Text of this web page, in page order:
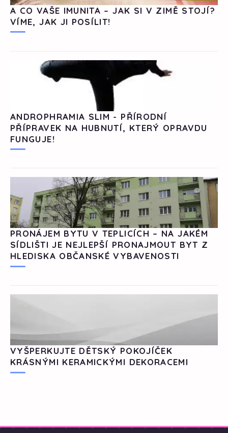
A CO VAŠE IMUNITA – JAK SI V ZIMĚ STOJÍ?
VÍME, JAK JI POSÍLIT!
ANDROPHRAMIA SLIM - PŘÍRODNÍ
PŘÍPRAVEK NA HUBNUTÍ, KTERÝ OPRAVDU
FUNGUJE!
PRONÁJEM BYTU V TEPLICÍCH – NA JAKÉM
SÍDLIŠTI JE NEJLEPŠÍ PRONAJMOUT BYT Z
HLEDISKA OBČANSKÉ VYBAVENOSTI
VYŠPERKUJTE DĚTSKÝ POKOJÍČEK
KRÁSNÝMI KERAMICKÝMI DEKORACEMI